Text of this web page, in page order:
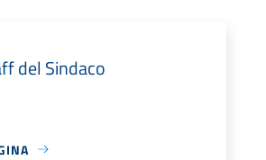
del Sindaco